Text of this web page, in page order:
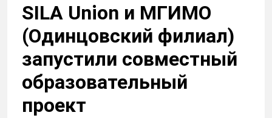
SILA Union и МГИМО
(Одинцовский филиал)
запустили совместный
образовательный
проект